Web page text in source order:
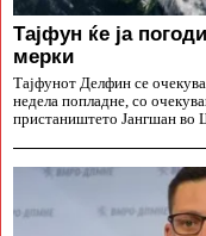
Тајфун ќе ја
мерки
Тајфунот Делфин се
недела попладне, со
пристаништето Јангшан во